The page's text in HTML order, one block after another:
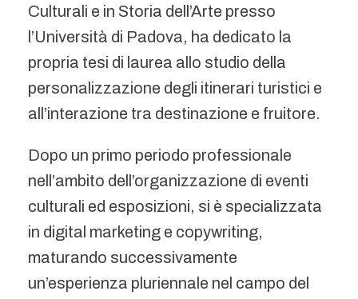
Culturali e in Storia dell’Arte presso
l’Università di Padova, ha dedicato la
propria tesi di laurea allo studio della
personalizzazione degli itinerari turistici e
all’interazione tra destinazione e fruitore.
Dopo un primo periodo professionale
nell’ambito dell’organizzazione di eventi
culturali ed esposizioni, si è specializzata
in digital marketing e copywriting,
maturando successivamente
un’esperienza pluriennale nel campo del